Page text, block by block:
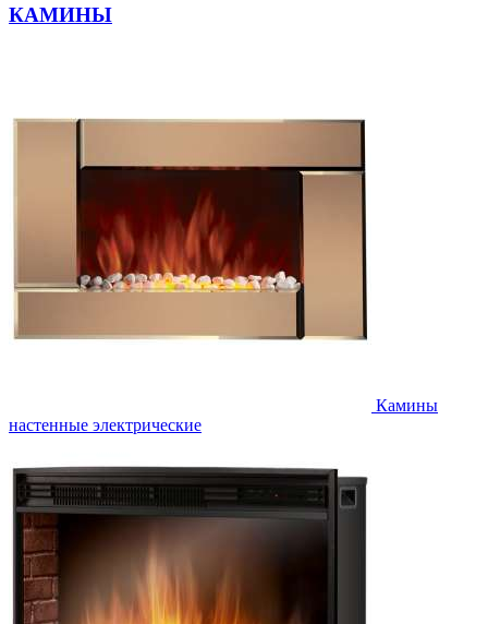
КАМИНЫ
Камины
настенные электрические